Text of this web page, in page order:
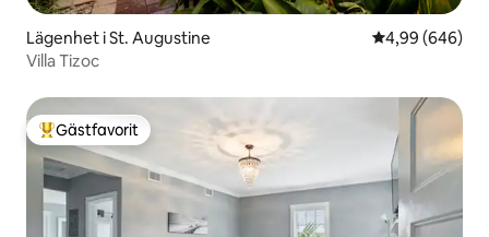
Lägenhet i St. Augustine 4,99 av 5 i
4,99 (646)
Villa Tizoc
Populär gästfavorit
Gästfavorit